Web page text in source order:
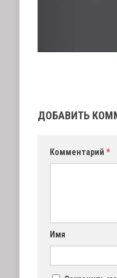
ДОБАВИТЬ
Комментарий *
Имя